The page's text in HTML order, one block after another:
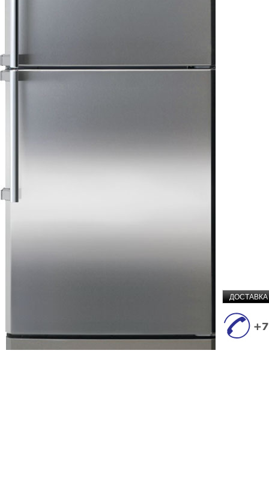
ДОСТАВКА